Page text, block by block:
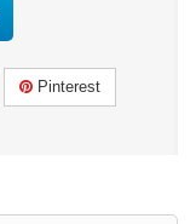
Pinterest